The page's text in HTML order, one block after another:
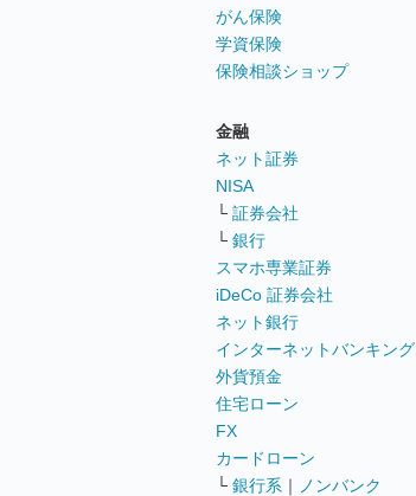
がん保険
学資保険
保険相談ショップ
金融
ネット証券
NISA
└ 証券会社
└ 銀行
スマホ専業証券
iDeCo 証券会社
ネット銀行
インターネットバンキング
外貨預金
住宅ローン
FX
カードローン
└ 銀行系 ｜
ノンバンク